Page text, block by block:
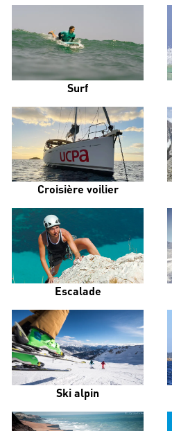
Surf
Croisière voilier
Escalade
Ski alpin